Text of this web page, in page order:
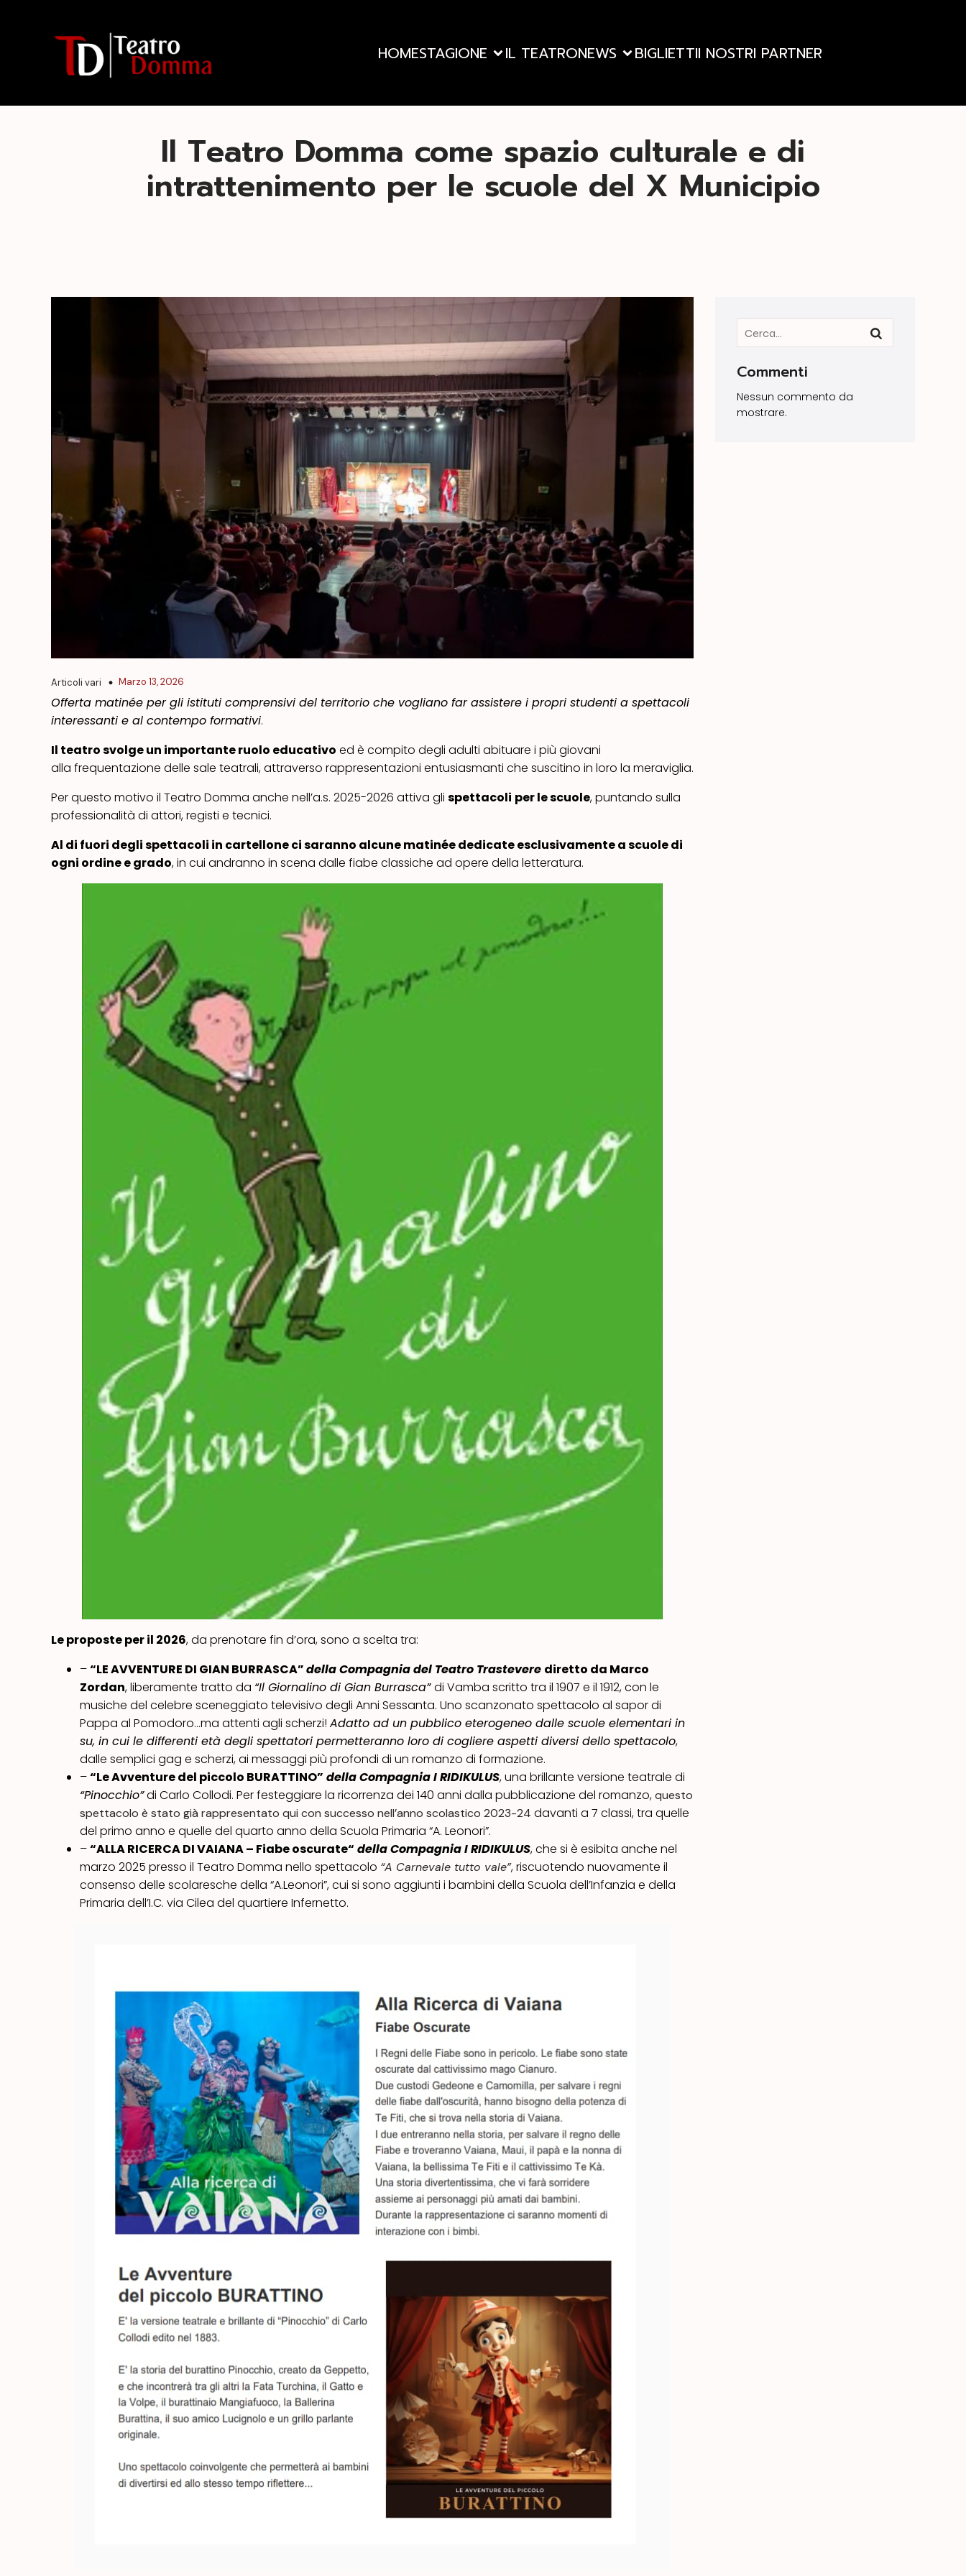
HOMESTAGIONE IL TEATRONEWS BIGLIETTII NOSTRI PARTNER
Il Teatro Domma come spazio culturale e di
intrattenimento per le scuole del X Municipio
Articoli vari Marzo 13, 2026
Offerta matinée per gli istituti comprensivi del territorio che vogliano far assistere i propri studenti a spettacoli
interessanti e al contempo formativi.
Il teatro svolge un importante ruolo educativo ed è compito degli adulti abituare i più giovani
alla frequentazione delle sale teatrali, attraverso rappresentazioni entusiasmanti che suscitino in loro la meraviglia.
Per questo motivo il Teatro Domma anche nell’a.s. 2025-2026 attiva gli spettacoli per le scuole, puntando sulla
professionalità di attori, registi e tecnici.
Al di fuori degli spettacoli in cartellone ci saranno alcune matinée dedicateesclusivamentea scuole di
ogni ordine e grado, in cui andranno in scena dalle fiabe classiche ad opere della letteratura.
Le proposte per il 2026, da prenotare fin d’ora, sono a scelta tra:
–“LE AVVENTURE DI GIAN BURRASCA”della Compagnia del Teatro Trastevere diretto da Marco
Zordan, liberamente tratto da “Il Giornalino di Gian Burrasca”di Vamba scritto tra il 1907 e il 1912, con le
musiche del celebre sceneggiato televisivo degli Anni Sessanta. Uno scanzonato spettacolo al sapor di
Pappa al Pomodoro…ma attenti agli scherzi! Adatto ad un pubblico eterogeneo dalle scuole elementari in
su, in cui le differenti età degli spettatori permetteranno loro di cogliere aspetti diversi dello spettacolo,
dalle semplici gag e scherzi, ai messaggi più profondi di un romanzo di formazione.
–“Le Avventure del piccolo BURATTINO” della Compagnia I RIDIKULUS, una brillante versione teatrale di
“Pinocchio”di Carlo Collodi. Per festeggiare la ricorrenza dei 140 anni dalla pubblicazione del romanzo,questo
spettacolo è stato già rappresentato qui con successo nell’anno scolastico 2023-24 davanti a 7 classi, tra quelle
del primo anno e quelle del quarto anno della Scuola Primaria “A. Leonori”.
–“ALLA RICERCA DI VAIANA – Fiabe oscurate“ della Compagnia I RIDIKULUS, che si è esibita anche nel
marzo 2025 presso il Teatro Domma nello spettacolo “A Carnevale tutto vale”, riscuotendo nuovamente il
consenso delle scolaresche della “A.Leonori”, cui si sono aggiunti i bambini della Scuola dell’Infanzia e della
Primaria dell’I.C. via Cilea del quartiere Infernetto.
Commenti
Nessun commento da
mostrare.